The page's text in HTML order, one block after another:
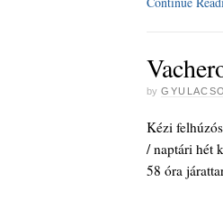
by
Kézi
/ naptári hét
58 óra